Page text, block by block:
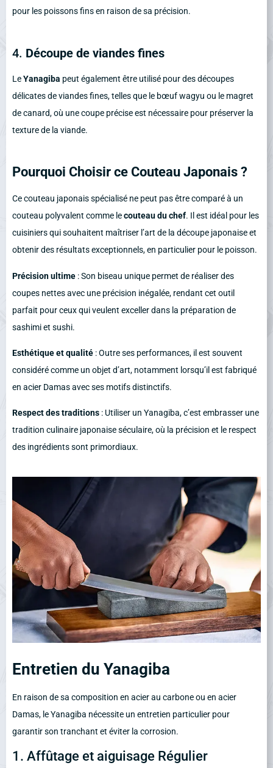
pour les poissons fins en raison de sa précision.
4. Découpe de viandes fines
LeYanagiba peut également être utilisé pour des découpes
délicates de viandes fines, telles que le bœuf wagyu ou le magret
de canard, où une coupe précise est nécessaire pour préserver la
texture de la viande.
Pourquoi Choisir ce Couteau Japonais ?
Ce couteau japonais spécialisé ne peut pas être comparé à un
couteau polyvalent comme lecouteau du chef. Il est idéal pour les
cuisiniers qui souhaitent maîtriser l’art de la découpe japonaise et
obtenir des résultats exceptionnels, en particulier pour le poisson.
Précision ultime : Son biseau unique permet de réaliser des
coupes nettes avec une précision inégalée, rendant cet outil
parfait pour ceux qui veulent exceller dans la préparation de
sashimi et sushi.
Esthétique et qualité : Outre ses performances, il est souvent
considéré comme un objet d’art, notamment lorsqu’il est fabriqué
en acier Damas avec ses motifs distinctifs.
Respect des traditions : Utiliser un Yanagiba, c’est embrasser une
tradition culinaire japonaise séculaire, où la précision et le respect
des ingrédients sont primordiaux.
Entretien du Yanagiba
En raison de sa composition en acier au carbone ou en acier
Damas, le Yanagiba nécessite un entretien particulier pour
garantir son tranchant et éviter la corrosion.
1. Affûtage et aiguisage Régulier